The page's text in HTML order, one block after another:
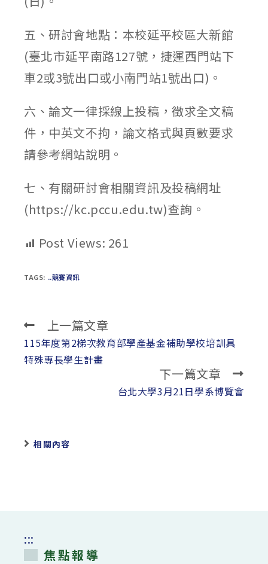
五、研討會地點：本校延平校區大新館
(臺北市延平南路127號，捷運西門站下
車2或3號出口或小南門站1號出口)。
六、論文一律採線上投稿，徵求全文稿
件，中英文不拘，論文格式與頁數要求
請參考網站說明。
七、有關研討會相關資訊及投稿網址
(https://kc.pccu.edu.tw)查詢。
Post Views: 261
TAGS: ..競賽資訊
Read
more
articles
上一篇文章
115年度第2梯次教育部學產基金補助學校培訓具
特殊專長學生計畫
下一篇文章
台北大學3月21日學系博覽會
相關內容
:::
焦點報導